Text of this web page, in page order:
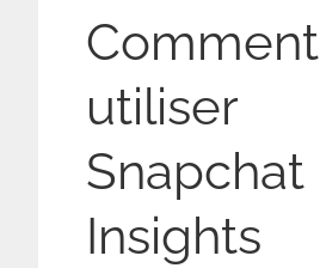
Comment
utiliser
Snapchat
Insights